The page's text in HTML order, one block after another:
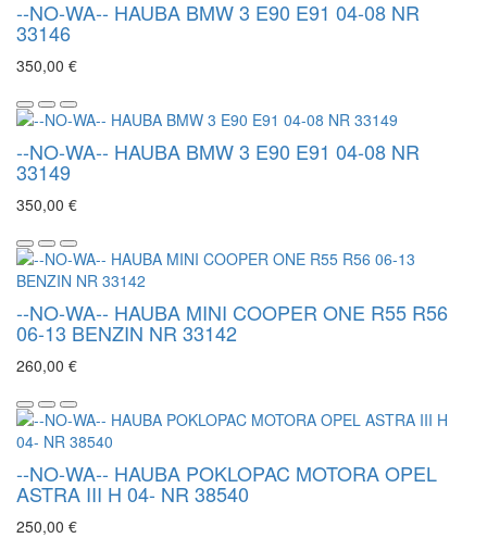
--NO-WA-- HAUBA BMW 3 E90 E91 04-08 NR
33146
350,00 €
--NO-WA-- HAUBA BMW 3 E90 E91 04-08 NR
33149
350,00 €
--NO-WA-- HAUBA MINI COOPER ONE R55 R56
06-13 BENZIN NR 33142
260,00 €
--NO-WA-- HAUBA POKLOPAC MOTORA OPEL
ASTRA III H 04- NR 38540
250,00 €